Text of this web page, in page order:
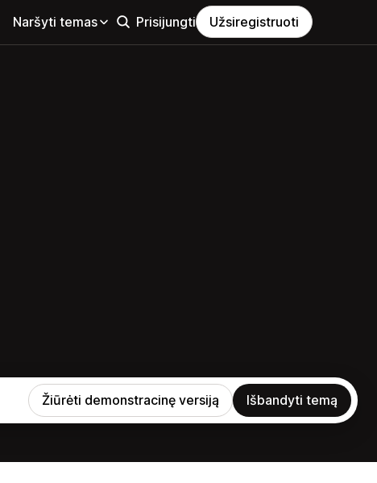
Naršyti temas Prisijungti Užsiregistruoti
Žiūrėti demonstracinę versiją Išbandyti temą